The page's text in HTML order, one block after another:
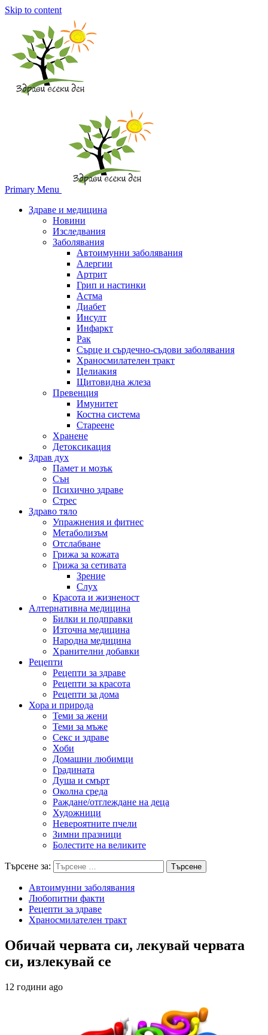
Skip to content
Primary Menu
Здраве и медицина
Новини
Изследвания
Заболявания
Автоимунни заболявания
Алергии
Артрит
Грип и настинки
Астма
Диабет
Инсулт
Инфаркт
Рак
Сърце и сърдечно-съдови заболявания
Храносмилателен тракт
Целиакия
Щитовидна жлеза
Превенция
Имунитет
Костна система
Стареене
Хранене
Детоксикация
Здрав дух
Памет и мозък
Сън
Психично здраве
Стрес
Здраво тяло
Упражнения и фитнес
Метаболизъм
Отслабване
Грижа за кожата
Грижа за сетивата
Зрение
Слух
Красота и жизненост
Алтернативна медицина
Билки и подправки
Източна медицина
Народна медицина
Хранителни добавки
Рецепти
Рецепти за здраве
Рецепти за красота
Рецепти за дома
Хора и природа
Теми за жени
Теми за мъже
Секс и здраве
Хоби
Домашни любимци
Градината
Душа и смърт
Околна среда
Раждане/отглеждане на деца
Художници
Невероятните пчели
Зимни празници
Болестите на великите
Търсене за:
Автоимунни заболявания
Любопитни факти
Рецепти за здраве
Храносмилателен тракт
Обичай червата си, лекувай червата
си, излекувай се
12 години ago